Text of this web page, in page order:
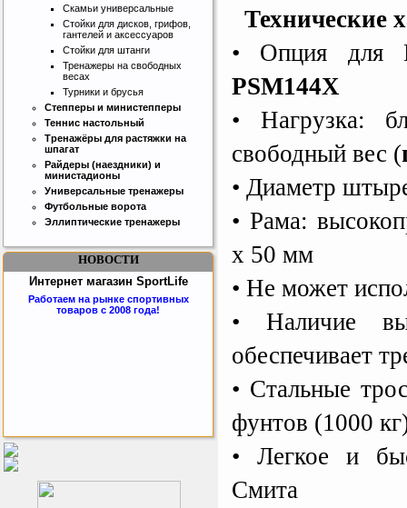
Технические
• Опция
PSM144X
• Нагрузка:
свободный вес (
• Диаметр
• Рама:
х 50 мм
• Не может
• Наличие
обеспечивает
• Стальные
фунтов (1000
• Легкое и
Смита
Скамьи универсальные
Стойки для дисков, грифов,
гантелей и аксессуаров
Стойки для штанги
Тренажеры на свободных
весах
Турники и брусья
Степперы и министепперы
Теннис настольный
Тренажёры для растяжки на
шпагат
Райдеры (наездники) и
министадионы
Универсальные тренажеры
Футбольные ворота
Эллиптические тренажеры
НОВОСТИ
Интернет магазин SportLife
Работаем на рынке спортивных
товаров с 2008 года!